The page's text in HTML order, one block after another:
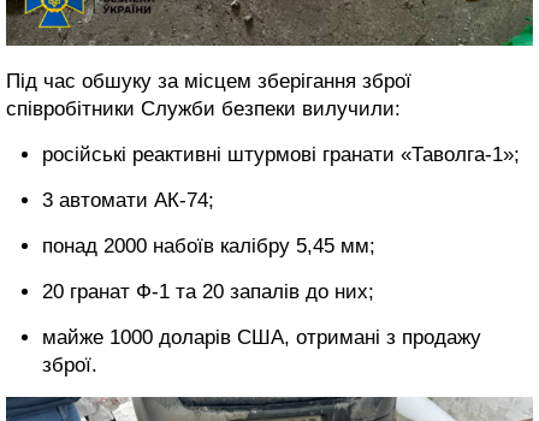
Під час обшуку за місцем зберігання зброї
співробітники Служби безпеки вилучили:
російські реактивні штурмові гранати «Таволга-1»;
3 автомати АК-74;
понад 2000 набоїв калібру 5,45 мм;
20 гранат Ф-1 та 20 запалів до них;
майже 1000 доларів США, отримані з продажу
зброї.